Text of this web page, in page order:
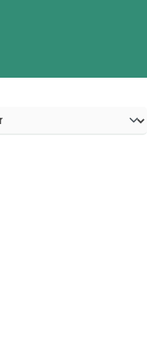
la quantité.